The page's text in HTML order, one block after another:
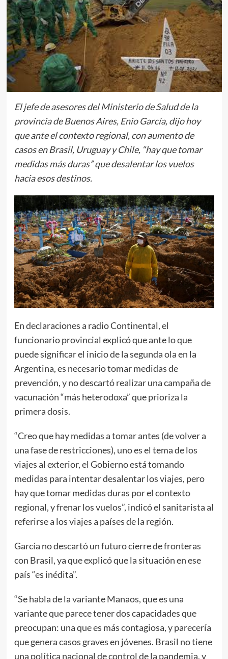
El jefe de asesores del Ministerio de Salud de la
provincia de Buenos Aires, Enio García, dijo hoy
que ante el contexto regional, con aumento de
casos en Brasil, Uruguay y Chile, “hay que tomar
medidas más duras” que desalentar los vuelos
hacia esos destinos.
En declaraciones a radio Continental, el
funcionario provincial explicó que ante lo que
puede significar el inicio de la segunda ola en la
Argentina, es necesario tomar medidas de
prevención, y no descartó realizar una campaña de
vacunación “más heterodoxa” que prioriza la
primera dosis.
“Creo que hay medidas a tomar antes (de volver a
una fase de restricciones), uno es el tema de los
viajes al exterior, el Gobierno está tomando
medidas para intentar desalentar los viajes, pero
hay que tomar medidas duras por el contexto
regional, y frenar los vuelos”, indicó el sanitarista al
referirse a los viajes a países de la región.
García no descartó un futuro cierre de fronteras
con Brasil, ya que explicó que la situación en ese
país “es inédita”.
“Se habla de la variante Manaos, que es una
variante que parece tener dos capacidades que
preocupan: una que es más contagiosa, y parecería
que genera casos graves en jóvenes. Brasil no tiene
una política nacional de control de la pandemia, y